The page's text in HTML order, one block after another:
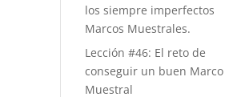
los siempre imperfectos
Marcos Muestrales.
Lección #46: El reto de
conseguir un buen Marco
Muestral